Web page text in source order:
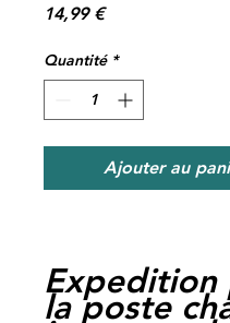
14,99 €Prix
Quantité *
Ajouter au
Expedition
la poste